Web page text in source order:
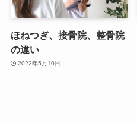
ほねつぎ、接骨院、整骨院
の違い
2022年5月10日